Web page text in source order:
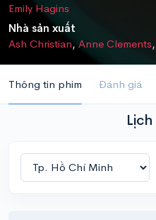
Emily Hagins
Nhà sản xuất
Ash Christian, Anne Clements,
Thông tin phim Đánh giá
Lịch